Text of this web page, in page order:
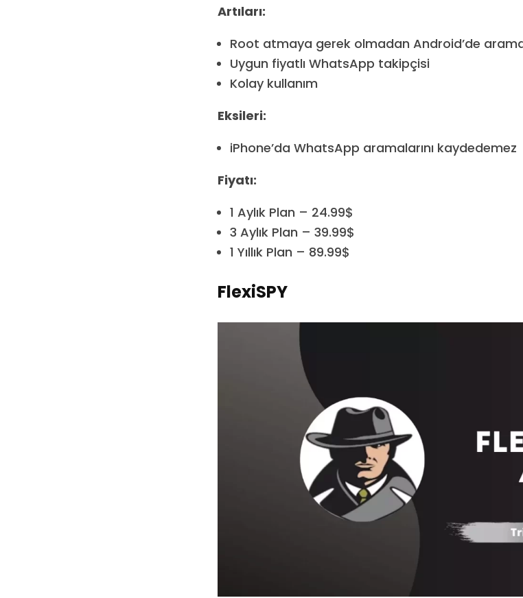
Artıları:
Root atmaya gerek olmadan Android’de
Uygun fiyatlı WhatsApp takipçisi
Kolay kullanım
Eksileri:
iPhone’da WhatsApp aramalarını kaydedemez
Fiyatı:
1 Aylık Plan – 24.99$
3 Aylık Plan – 39.99$
1 Yıllık Plan – 89.99$
FlexiSPY